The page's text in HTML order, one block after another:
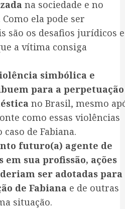
na sociedade e no
ela pode ser
são os desafios jurídicos e
a vítima consiga
simbólica e
para a perpetuação
no Brasil, mesmo
como essas violências
de Fabiana.
futuro(a) agente de
sua profissão, ações
ser adotadas para
de Fabiana e de outras
situação.